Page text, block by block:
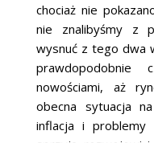
chociaż nie
nie znalibyśmy z
wysnuć z tego dwa
prawdopodobnie
nowościami, aż
obecna sytuacja
inflacja i problemy